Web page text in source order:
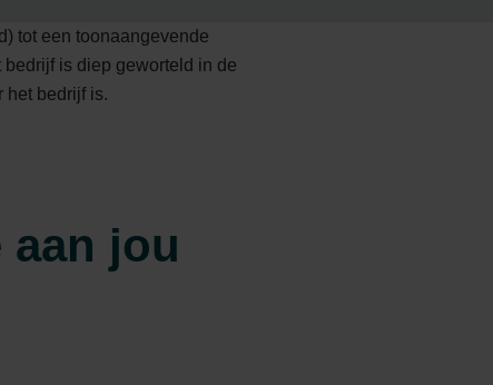
tot een toonaangevende
is diep geworteld in de
het bedrijf is.
jou